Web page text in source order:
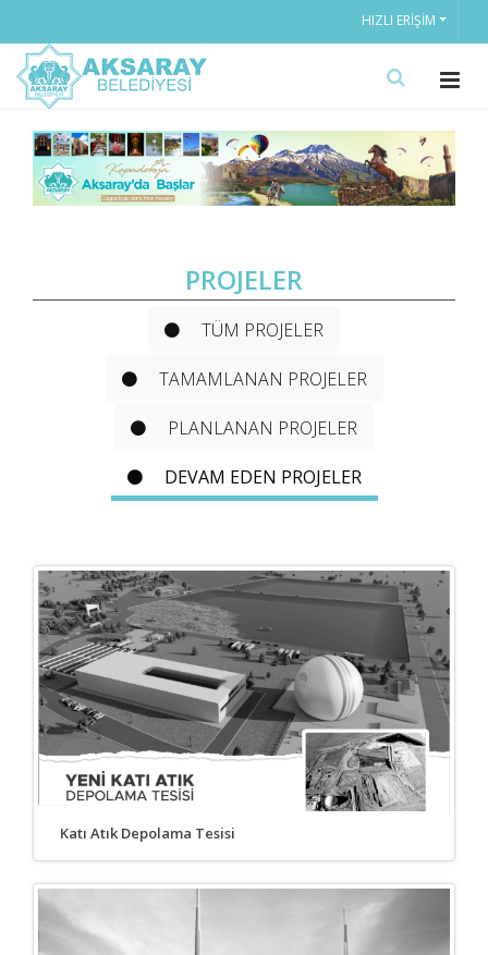
HIZLI ERIŞIM
PROJELER
TÜM PROJELER
TAMAMLANAN PROJELER
PLANLANAN PROJELER
DEVAM EDEN PROJELER
Katı Atık Depolama Tesisi